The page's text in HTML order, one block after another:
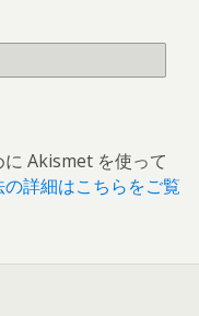
Akismet を使って
詳細はこちらをご覧